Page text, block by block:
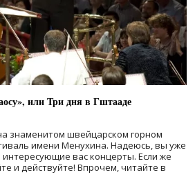
или Три дня в Гштааде
знаменитом швейцарском горном
имени Менухина. Надеюсь, вы уже
интересующие вас концерты. Если же
и действуйте! Впрочем, читайте в